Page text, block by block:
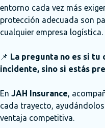
entorno cada vez más
protección adecuada son
cualquier empresa logística.
📌 La pregunta no es si tu
incidente, sino si estás
En JAH Insurance,
cada trayecto,
ventaja competitiva.